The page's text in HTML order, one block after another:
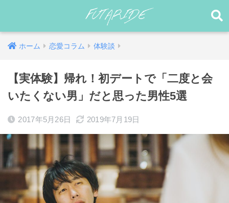
ホーム 恋愛コラム 体験談
【実体験】帰れ！初デートで「二度と会
いたくない男」だと思った男性5選
2017年5月26日 2019年7月19日